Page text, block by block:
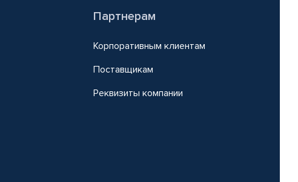
Партнерам
Корпоративным клиентам
Поставщикам
Реквизиты компании